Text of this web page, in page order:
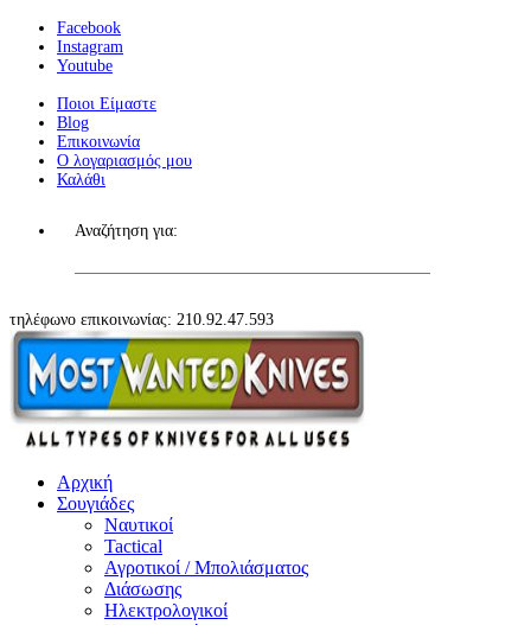
Facebook
Instagram
Youtube
Ποιοι Είμαστε
Blog
Επικοινωνία
Ο λογαριασμός μου
Καλάθι
Αναζήτηση για:
τηλέφωνο επικοινωνίας: 210.92.47.593
Αρχική
Σουγιάδες
Ναυτικοί
Tactical
Αγροτικοί / Μπολιάσματος
Διάσωσης
Ηλεκτρολογικοί